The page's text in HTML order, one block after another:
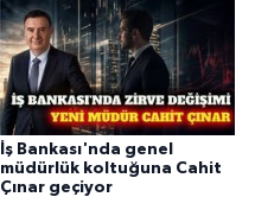
İş Bankası'nda genel
müdürlük koltuğuna Cahit
Çınar geçiyor